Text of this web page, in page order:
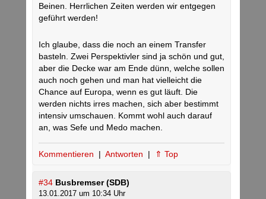
Beinen. Herrlichen Zeiten werden wir entgegen
geführt werden!
Ich glaube, dass die noch an einem Transfer
basteln. Zwei Perspektivler sind ja schön und gut,
aber die Decke war am Ende dünn, welche sollen
auch noch gehen und man hat vielleicht die
Chance auf Europa, wenn es gut läuft. Die
werden nichts irres machen, sich aber bestimmt
intensiv umschauen. Kommt wohl auch darauf
an, was Sefe und Medo machen.
Kommentieren | Antworten | ⇑ Top
#34 Busbremser (SDB)
13.01.2017 um 10:34 Uhr